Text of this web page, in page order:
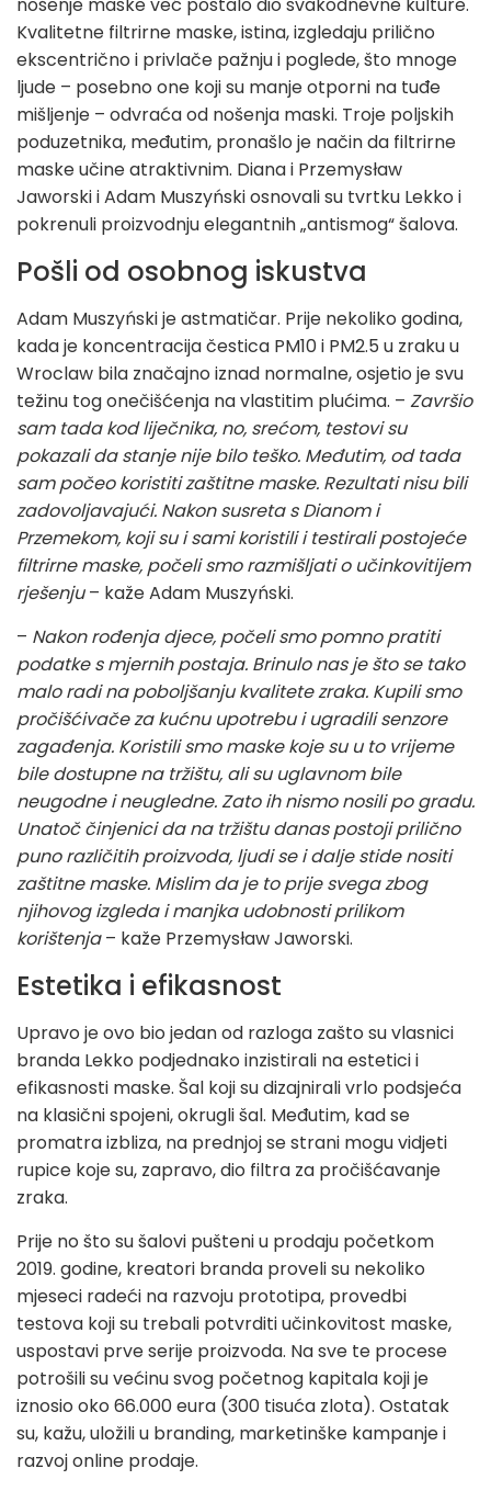
nošenje maske već postalo dio svakodnevne kulture.
Kvalitetne filtrirne maske, istina, izgledaju prilično
ekscentrično i privlače pažnju i poglede, što mnoge
ljude – posebno one koji su manje otporni na tuđe
mišljenje – odvraća od nošenja maski. Troje poljskih
poduzetnika, međutim, pronašlo je način da filtrirne
maske učine atraktivnim. Diana i Przemysław
Jaworski i Adam Muszyński osnovali su tvrtku Lekko i
pokrenuli proizvodnju elegantnih „antismog“ šalova.
Pošli od osobnog iskustva
Adam Muszyński je astmatičar. Prije nekoliko godina,
kada je koncentracija čestica PM10 i PM2.5 u zraku u
Wroclaw bila značajno iznad normalne, osjetio je svu
težinu tog onečišćenja na vlastitim plućima. – Završio
sam tada kod liječnika, no, srećom, testovi su
pokazali da stanje nije bilo teško. Međutim, od tada
sam počeo koristiti zaštitne maske. Rezultati nisu bili
zadovoljavajući. Nakon susreta s Dianom i
Przemekom, koji su i sami koristili i testirali postojeće
filtrirne maske, počeli smo razmišljati o učinkovitijem
rješenju– kaže Adam Muszyński.
– Nakon rođenja djece, počeli smo pomno pratiti
podatke s mjernih postaja. Brinulo nas je što se tako
malo radi na poboljšanju kvalitete zraka. Kupili smo
pročišćivače za kućnu upotrebu i ugradili senzore
zagađenja. Koristili smo maske koje su u to vrijeme
bile dostupne na tržištu, ali su uglavnom bile
neugodne i neugledne. Zato ih nismo nosili po gradu.
Unatoč činjenici da na tržištu danas postoji prilično
puno različitih proizvoda, ljudi se i dalje stide nositi
zaštitne maske. Mislim da je to prije svega zbog
njihovog izgleda i manjka udobnosti prilikom
korištenja– kaže Przemysław Jaworski.
Estetika i efikasnost
Upravo je ovo bio jedan od razloga zašto su vlasnici
branda Lekko podjednako inzistirali na estetici i
efikasnosti maske. Šal koji su dizajnirali vrlo podsjeća
na klasični spojeni, okrugli šal. Međutim, kad se
promatra izbliza, na prednjoj se strani mogu vidjeti
rupice koje su, zapravo, dio filtra za pročišćavanje
zraka.
Prije no što su šalovi pušteni u prodaju početkom
2019. godine, kreatori branda proveli su nekoliko
mjeseci radeći na razvoju prototipa, provedbi
testova koji su trebali potvrditi učinkovitost maske,
uspostavi prve serije proizvoda. Na sve te procese
potrošili su većinu svog početnog kapitala koji je
iznosio oko 66.000 eura (300 tisuća zlota). Ostatak
su, kažu, uložili u branding, marketinške kampanje i
razvoj online prodaje.